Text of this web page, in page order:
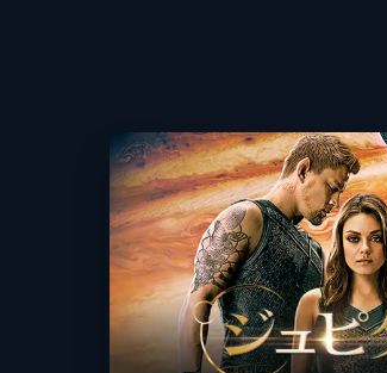
監督
脚本
音楽
製作